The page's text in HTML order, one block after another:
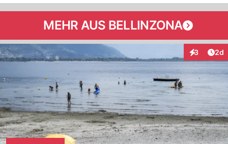
MEHR AUS BELLINZONA
3 2d